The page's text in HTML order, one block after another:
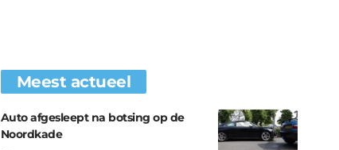
Meest actueel
Auto afgesleept na botsing op de
Noordkade